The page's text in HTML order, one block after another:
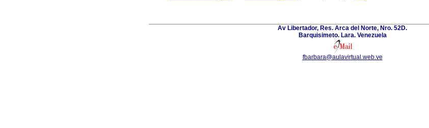
Av Libertador, Res. Arca del Norte, Nro. 52D.
Barquisimeto. Lara. Venezuela
fbarbara@aulavirtual.web.ve